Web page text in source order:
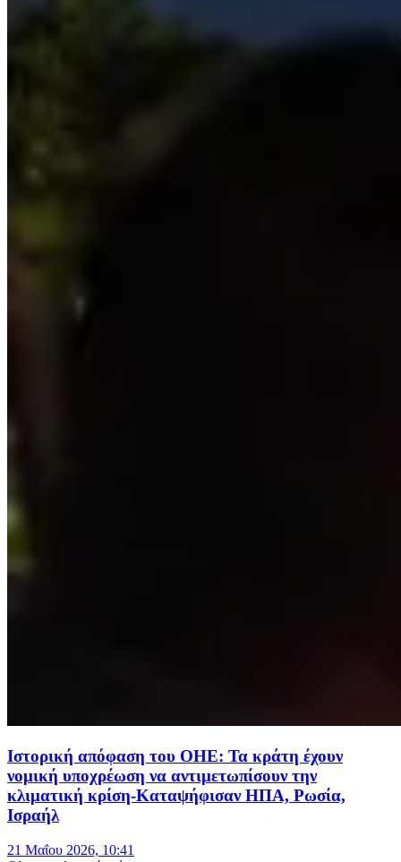
Ιστορική απόφαση του ΟΗΕ: Τα κράτη έχουν
νομική υποχρέωση να αντιμετωπίσουν την
κλιματική κρίση-Καταψήφισαν ΗΠΑ, Ρωσία,
Ισραήλ
21 Μαΐου 2026, 10:41